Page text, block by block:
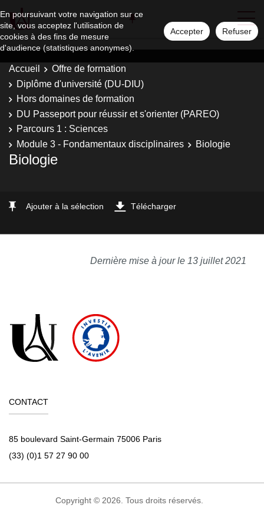
En poursuivant votre navigation sur ce
site, vous acceptez l'utilisation de
cookies à des fins de mesure
d'audience (statistiques anonymes).
Accepter Refuser
Accueil
Offre de formation
Diplôme d'université (DU-DIU)
Hors domaines de formation
DU Passeport pour réussir et s'orienter (PAREO)
Parcours 1 : Sciences
Module 3 - Fondamentaux disciplinaires
Biologie
Biologie
Ajouter à la sélection Télécharger
Dernière mise à jour le 13 juillet 2021
CONTACT
85 boulevard Saint-Germain 75006 Paris
(33) (0)1 57 27 90 00
Copyright © 2026. Tous droits réservés.